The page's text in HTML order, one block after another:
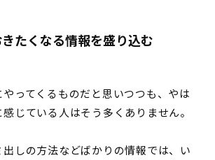
たくなる情報を盛り込む
ってくるものだと思いつつも、やは
じている人はそう多くありません。
しの方法などばかりの情報では、い